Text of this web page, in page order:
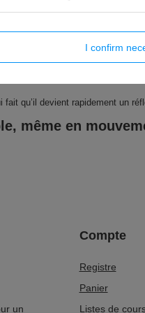
quotidiens
sens quand tu es en mouvement.
le trajet, entre deux
fait qu’il devient rapidement un
même en
un
Compte
Registre
Panier
Listes de
I confirm